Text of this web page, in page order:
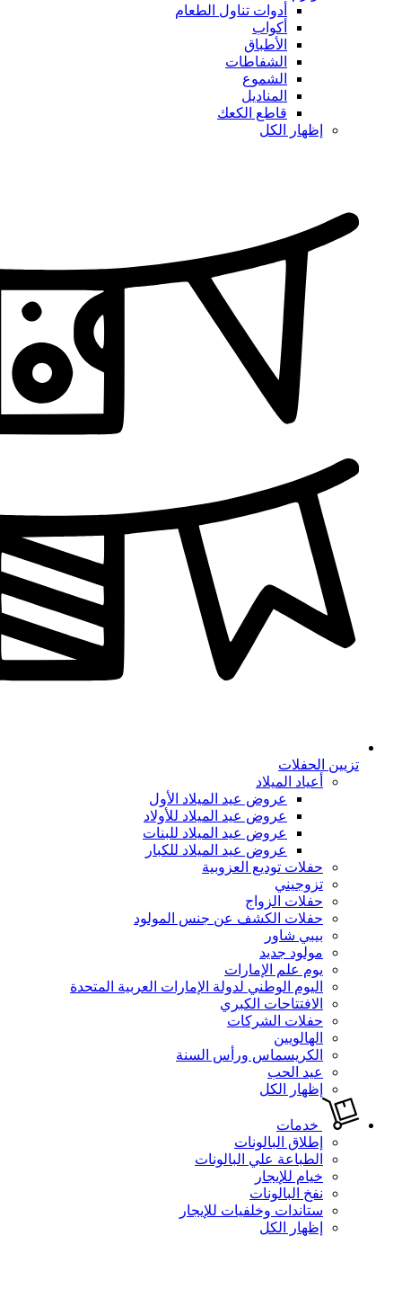
أدوات تناول الطعام
أكواب
الأطباق
الشفاطات
الشموع
المناديل
قاطع الكعك
إظهار الكل
تزيين الحفلات
أعياد الميلاد
عروض عيد الميلاد الأول
عروض عيد الميلاد للأولاد
عروض عيد الميلاد للبنات
عروض عيد الميلاد للكبار
حفلات توديع العزوبية
تزوجيني
حفلات الزواج
حفلات الكشف عن جنس المولود
بيبي شاور
مولود جديد
يوم علم الإمارات
اليوم الوطني لدولة الإمارات العربية المتحدة
الافتتاحات الكبري
حفلات الشركات
الهالويين
الكريسماس ورأس السنة
عيد الحب
إظهار الكل
خدمات
إطلاق البالونات
الطباعة علي البالونات
خيام للإيجار
نفخ البالونات
ستاندات وخلفيات للإيجار
إظهار الكل